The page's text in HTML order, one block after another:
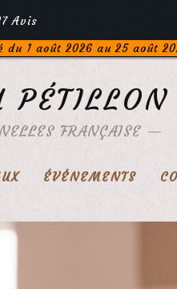
Avis
1 août 2026 au 25 août
PÉTILLON
FRANÇAISE —
ÉVÉNEMENTS